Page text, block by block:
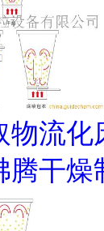
物流化
腾干燥